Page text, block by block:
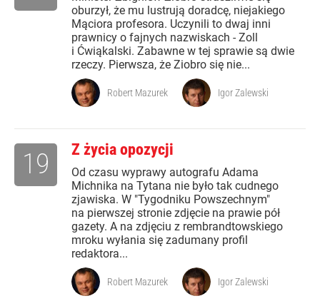
oburzył, że mu lustrują doradcę, niejakiego
Mąciora profesora. Uczynili to dwaj inni
prawnicy o fajnych nazwiskach - Zoll
i Ćwiąkalski. Zabawne w tej sprawie są dwie
rzeczy. Pierwsza, że Ziobro się nie...
Robert Mazurek Igor Zalewski
Z życia opozycji
Od czasu wyprawy autografu Adama
Michnika na Tytana nie było tak cudnego
zjawiska. W "Tygodniku Powszechnym"
na pierwszej stronie zdjęcie na prawie pół
gazety. A na zdjęciu z rembrandtowskiego
mroku wyłania się zadumany profil
redaktora...
19
Robert Mazurek Igor Zalewski